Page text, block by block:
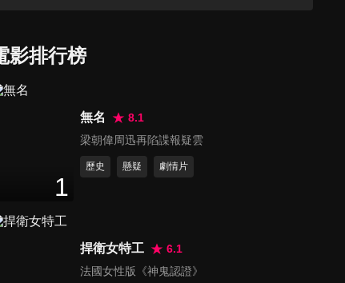
影排行榜
1
無名
8.1
梁朝偉周迅再陷諜報疑雲
歷史 懸疑 劇情片
捍衛女特工
6.1
法國女性版《神鬼認證》